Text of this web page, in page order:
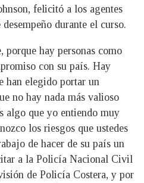
felicitó a los agentes
durante el curso.
porque hay personas como
con su país. Hay
han elegido portar un
no hay nada más valioso
algo que yo entiendo muy
los riesgos que ustedes
de hacer de su país un
a la Policía Nacional Civil
de Policía Costera, y por